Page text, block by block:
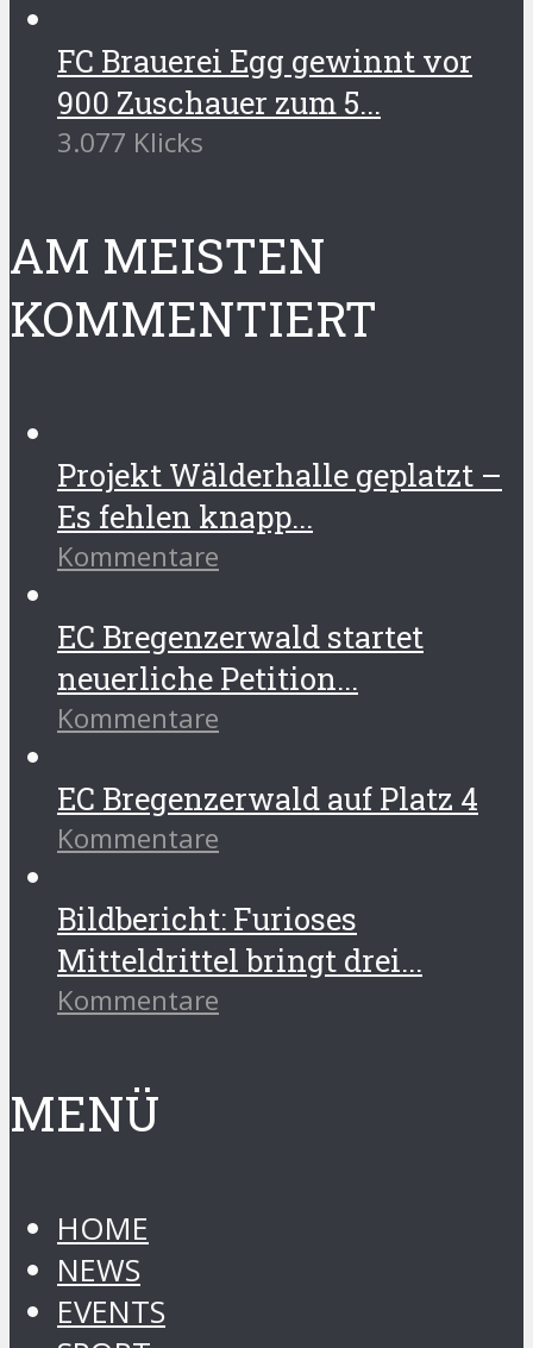
FC Brauerei Egg gewinnt vor
900 Zuschauer zum 5...
3.077 Klicks
AM MEISTEN
KOMMENTIERT
Projekt Wälderhalle geplatzt –
Es fehlen knapp...
Kommentare
EC Bregenzerwald startet
neuerliche Petition...
Kommentare
EC Bregenzerwald auf Platz 4
Kommentare
Bildbericht: Furioses
Mitteldrittel bringt drei...
Kommentare
MENÜ
HOME
NEWS
EVENTS